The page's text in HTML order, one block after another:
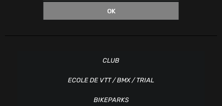
OK
CLUB
ECOLE DE VTT / BMX / TRIAL
BIKEPARKS